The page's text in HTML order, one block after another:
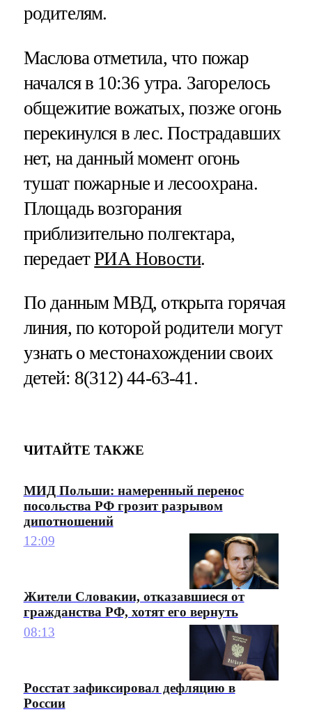
родителям.
Маслова отметила, что пожар
начался в 10:36 утра. Загорелось
общежитие вожатых, позже огонь
перекинулся в лес. Пострадавших
нет, на данный момент огонь
тушат пожарные и лесоохрана.
Площадь возгорания
приблизительно полгектара,
передаетРИА Новости.
По данным МВД, открыта горячая
линия, по которой родители могут
узнать о местонахождении своих
детей: 8(312) 44-63-41.
ЧИТАЙТЕ ТАКЖЕ
МИД Польши: намеренный перенос
посольства РФ грозит разрывом
дипотношений
12:09
Жители Словакии, отказавшиеся от
гражданства РФ, хотят его вернуть
08:13
Росстат зафиксировал дефляцию в
России